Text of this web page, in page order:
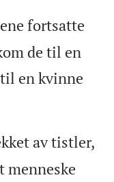
fortsatte
de til en
en kvinne
av tistler,
menneske